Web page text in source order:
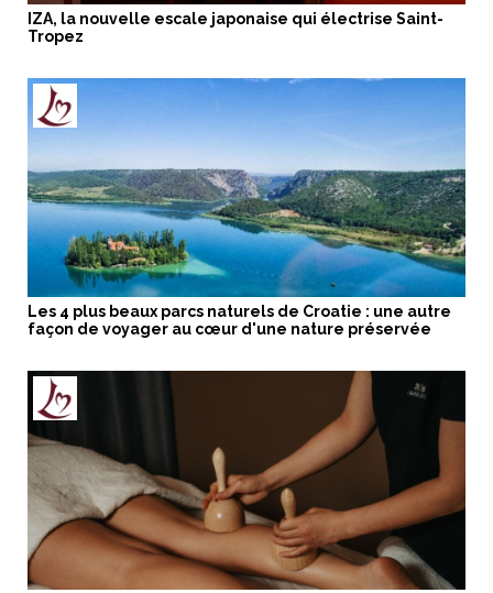
IZA, la nouvelle escale japonaise qui électrise Saint-
Tropez
Les 4 plus beaux parcs naturels de Croatie : une autre
façon de voyager au cœur d'une nature préservée